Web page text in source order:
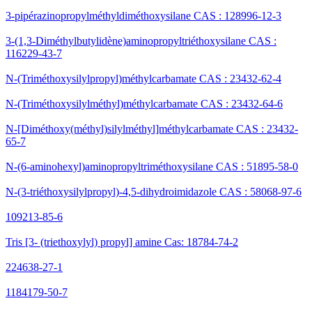
3-pipérazinopropylméthyldiméthoxysilane CAS : 128996-12-3
3-(1,3-Diméthylbutylidène)aminopropyltriéthoxysilane CAS :
116229-43-7
N-(Triméthoxysilylpropyl)méthylcarbamate CAS : 23432-62-4
N-(Triméthoxysilylméthyl)méthylcarbamate CAS : 23432-64-6
N-[Diméthoxy(méthyl)silylméthyl]méthylcarbamate CAS : 23432-
65-7
N-(6-aminohexyl)aminopropyltriméthoxysilane CAS : 51895-58-0
N-(3-triéthoxysilylpropyl)-4,5-dihydroimidazole CAS : 58068-97-6
109213-85-6
Tris [3- (triethoxylyl) propyl] amine Cas: 18784-74-2
224638-27-1
1184179-50-7